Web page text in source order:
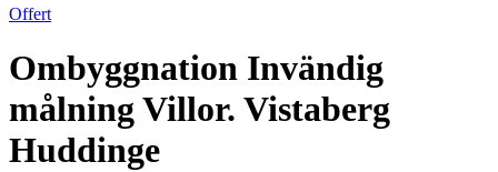
Offert
Ombyggnation Invändig
målning Villor. Vistaberg
Huddinge